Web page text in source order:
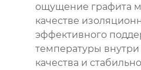
ощущение графита
качестве
эффективного
температуры
качества и